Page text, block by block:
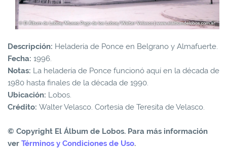
Descripción: Heladería de Ponce en Belgrano y Almafuerte.
Fecha: 1996.
Notas: La heladería de Ponce funcionó aquí en la década de
1980 hasta finales de la década de 1990.
Ubicación: Lobos.
Crédito: Walter Velasco. Cortesía de Teresita de Velasco.
© Copyright El Álbum de Lobos. Para más información
ver Términos y Condiciones de Uso.